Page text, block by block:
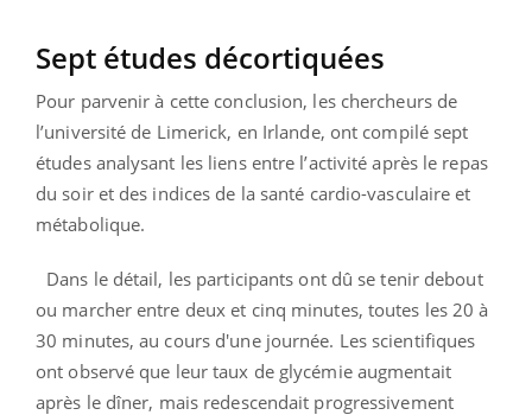
Sept études décortiquées
Pour parvenir à cette conclusion, les chercheurs de
l’université de Limerick, en Irlande, ont compilé sept
études analysant les liens entre l’activité après le repas
du soir et des indices de la santé cardio-vasculaire et
métabolique.
Dans le détail, les participants ont dû se tenir debout
ou marcher entre deux et cinq minutes, toutes les 20 à
30 minutes, au cours d'une journée. Les scientifiques
ont observé que leur taux de glycémie augmentait
après le dîner, mais redescendait progressivement